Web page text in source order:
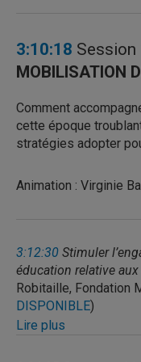
3:10:18 Session
MOBILISATION
Comment
cette époque
stratégies adopter
Animation : Virginie
3:12:30 Stimuler
éducation relative
Robitaille, Fondation
DISPONIBLE)
Lire plus